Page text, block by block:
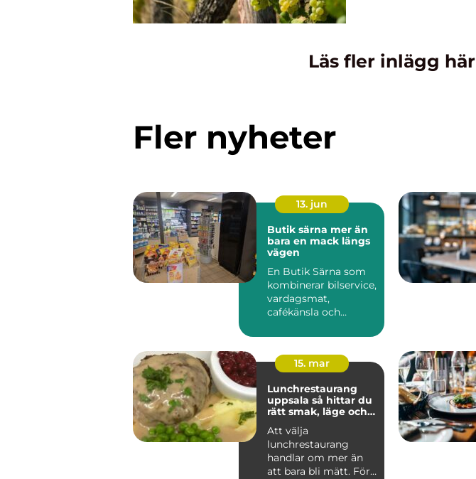
Läs fler inlägg här
Fler nyheter
13. jun
Butik särna mer än
bara en mack längs
vägen
En Butik Särna som
kombinerar bilservice,
vardagsmat,
cafékänsla och
spelar en större...
15. mar
Lunchrestaurang
uppsala så hittar du
rätt smak, läge och
Att välja
lunchrestaurang
handlar om mer än
att bara bli mätt. För